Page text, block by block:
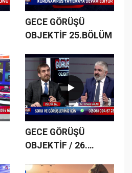
GECE GÖRÜŞÜ
OBJEKTİF 25.BÖLÜM
GECE GÖRÜŞÜ
OBJEKTİF / 26.